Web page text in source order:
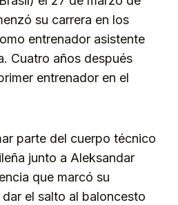
su carrera en los
entrenador asistente
Cuatro años después
entrenador en el
parte del cuerpo técnico
junto a Aleksandar
que marcó su
el salto al baloncesto